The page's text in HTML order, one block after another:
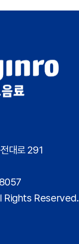
대로 291
Rights Reserved.